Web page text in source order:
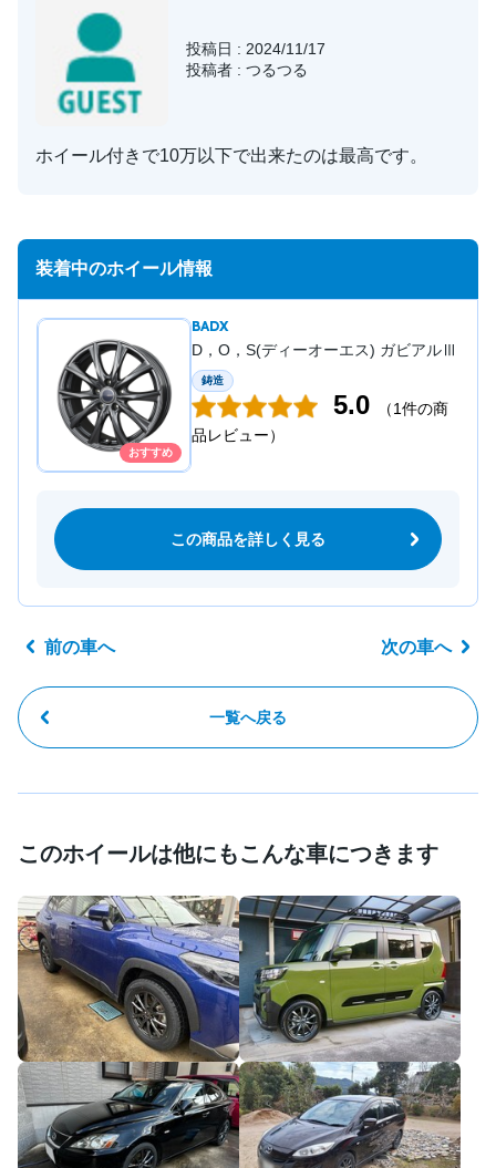
投稿日 : 2024/11/17
投稿者 : つるつる
ホイール付きで10万以下で出来たのは最高です。
装着中のホイール情報
おすすめ
BADX
D，O，S(ディーオーエス) ガビアルⅢ
鋳造
5.0
（1件の商
品レビュー）
この商品を詳しく見る
前の車へ
一覧へ戻る
次の車へ
このホイールは他にもこんな車につきます